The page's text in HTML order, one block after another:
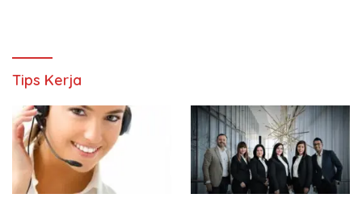
Tips Kerja